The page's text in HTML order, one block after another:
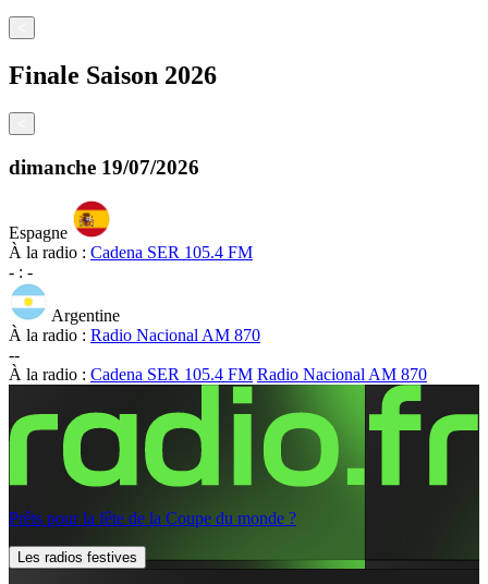
Finale Saison 2026
dimanche 19/07/2026
Espagne
À la radio : Cadena SER 105.4 FM
- : -
Argentine
À la radio : Radio Nacional AM 870
--
À la radio : Cadena SER 105.4 FM Radio Nacional AM 870
Prêts pour la fête de la Coupe du monde ?
Les radios festives